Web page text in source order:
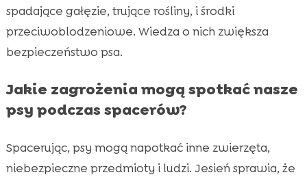
spadające gałęzie, trujące rośliny, i środki
przeciwoblodzeniowe. Wiedza o nich zwiększa
bezpieczeństwo psa.
Jakie zagrożenia mogą spotkać nasze
psy podczas spacerów?
Spacerując, psy mogą napotkać inne zwierzęta,
niebezpieczne przedmioty i ludzi. Jesień sprawia, że